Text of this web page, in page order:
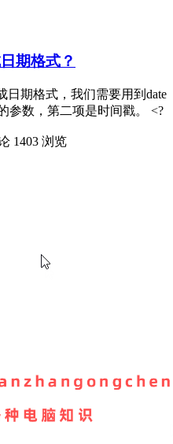
期格式？
期格式，我们需要用到date
数，第二项是时间戳。 <?
1403 浏览